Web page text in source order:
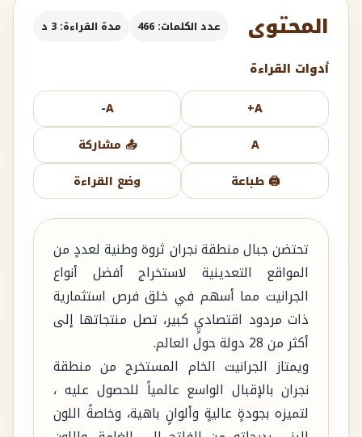
المحتوى عدد الكلمات: 466 مدة القراءة: 3 د
أدوات القراءة
A+
A-
A
📤 مشاركة
🖨️ طباعة
وضع القراءة
تحتضن جبال منطقة نجران ثروة وطنية لعددٍ من
المواقع التعدينية لاستخراج أفضل أنواع
الجرانيت مما أسهم في خلق فرص استثمارية
ذات مردود اقتصاديٍ كبير، تصل منتجاتها إلى
أكثر من 28 دولة حول العالم.
ويمتاز الجرانيت الخام المستخرج من منطقة
نجران بالإقبال الواسع عالمياً للحصول عليه ،
لتميزه بجودةٍ عاليةٍ وألوانٍ باهية، وخاصةً اللون